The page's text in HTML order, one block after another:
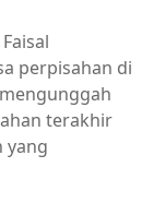
perpisahan di
terakhir
yang